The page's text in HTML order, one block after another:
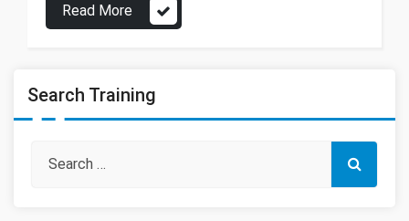
Read More
Search Training